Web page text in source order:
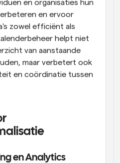
en organisaties hun
en ervoor
zowel efficiënt als
helpt niet
van aanstaande
maar verbetert ook
en coördinatie tussen
en Analytics